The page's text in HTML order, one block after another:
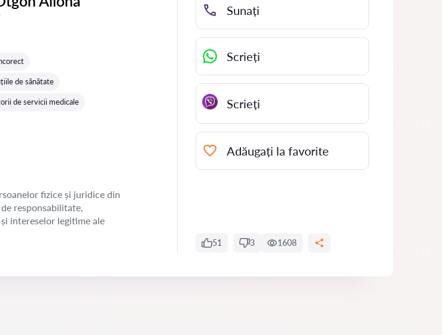
de sănătate
de servicii medicale
fizice și juridice din
responsabilitate,
intereselor legitime ale
Sunați
Scrieți
Scrieți
Adăugați la favorite
51 3 1608